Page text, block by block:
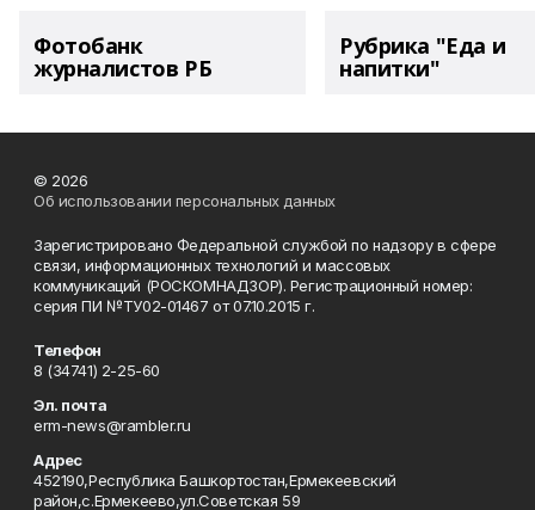
Фотобанк
журналистов РБ
Рубрика "Еда и
напитки"
© 2026
Об использовании персональных данных
Зарегистрировано Федеральной службой по надзору в сфере
связи, информационных технологий и массовых
коммуникаций (РОСКОМНАДЗОР). Регистрационный номер:
серия ПИ №ТУ02-01467 от 07.10.2015 г.
Телефон
8 (34741) 2-25-60
Эл. почта
erm-news@rambler.ru
Адрес
452190,Республика Башкортостан,Ермекеевский
район,с.Ермекеево,ул.Советская 59